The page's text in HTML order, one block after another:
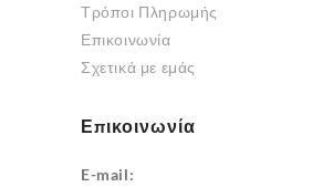
Τρόποι Πληρωμής
Επικοινωνία
Σχετικά με εμάς
Επικοινωνία
E-mail: